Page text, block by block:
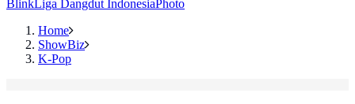
BlinkLiga Dangdut IndonesiaPhoto
Home
ShowBiz
K-Pop